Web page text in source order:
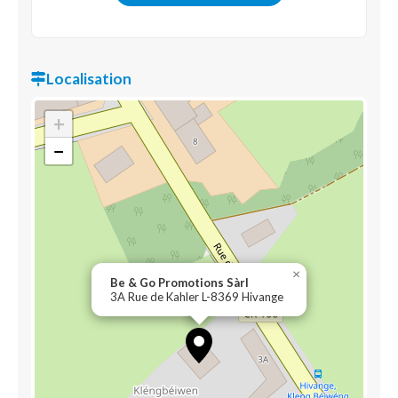
Localisation
Be & Go Promotions Sàrl
3A Rue de Kahler L-8369 Hivange
×
+
−